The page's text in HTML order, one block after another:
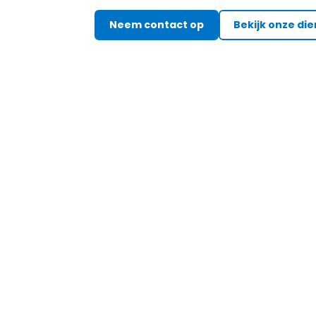
Neem contact op Bekijk onze